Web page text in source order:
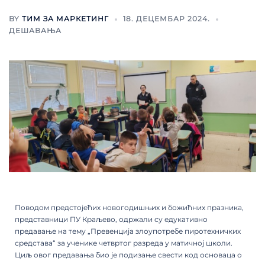
BY ТИМ ЗА МАРКЕТИНГ
18. ДЕЦЕМБАР 2024.
ДЕШАВАЊА
Поводом предстојећих новогодишњих и божићних празника,
представници ПУ Краљево, одржали су едукативно
предавање на тему „Превенција злоупотребе пиротехничких
средстава“ за ученике четвртог разреда у матичној школи.
Циљ овог предавања био је подизање свести код основаца о